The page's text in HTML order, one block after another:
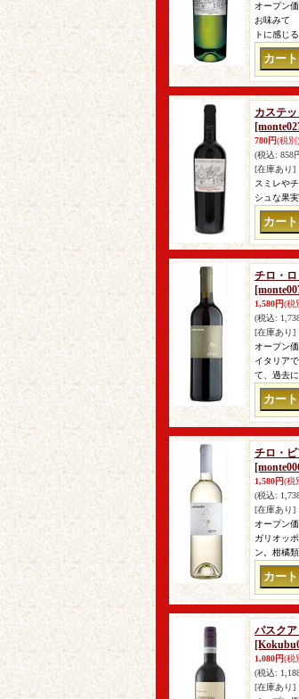
オープン
お味みて
トに感じ
カステ
780円(税別)
(税込: 858
[在庫あり]
スミレや
シュな果
チロ・ロ
1,580円(税
(税込:
[在庫あり]
オープン
イタリア
て、過去
チロ・ビ
1,580円(税
(税込:
[在庫あり]
オープン
ガリオッ
ン。柑橘
パスク
1,080円(税
(税込:
[在庫あり]